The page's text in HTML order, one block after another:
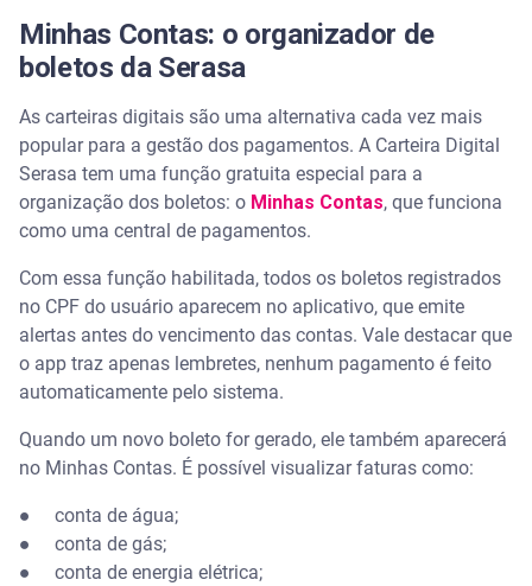
Minhas Contas: o organizador de
boletos da Serasa
As carteiras digitais são uma alternativa cada vez mais
popular para a gestão dos pagamentos. A Carteira Digital
Serasa tem uma função gratuita especial para a
organização dos boletos: o Minhas Contas, que funciona
como uma central de pagamentos.
Com essa função habilitada, todos os boletos registrados
no CPF do usuário aparecem no aplicativo, que emite
alertas antes do vencimento das contas. Vale destacar que
o app traz apenas lembretes, nenhum pagamento é feito
automaticamente pelo sistema.
Quando um novo boleto for gerado, ele também aparecerá
no Minhas Contas. É possível visualizar faturas como:
● conta de água;
● conta de gás;
● conta de energia elétrica;